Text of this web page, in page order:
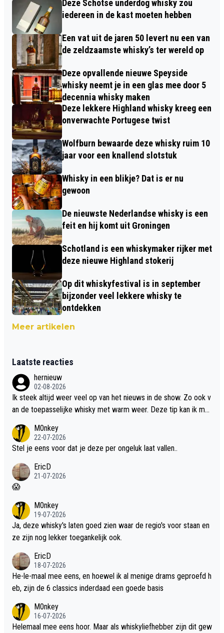
Deze Schotse underdog whisky zou
iedereen in de kast moeten hebben
Een vat uit de jaren 50 levert nu een van
de zeldzaamste whisky’s ter wereld op
Deze opvallende nieuwe Speyside
whisky neemt je in een glas mee door 5
decennia whisky maken
Deze lekkere Highland whisky kreeg een
onverwachte Portugese twist
Wolfburn bewaarde deze whisky ruim 10
jaar voor een knallend slotstuk
Whisky in een blikje? Dat is er nu
gewoon
De nieuwste Nederlandse whisky is een
feit en hij komt uit Groningen
Schotland is een whiskymaker rijker met
deze nieuwe Highland stokerij
Op dit whiskyfestival is in september
bijzonder veel lekkere whisky te
ontdekken
Meer artikelen
Laatste reacties
hernieuw
02-08-2026
Ik steek altijd weer veel op van het nieuws in de show. Zo ook v
an de toepasselijke whisky met warm weer. Deze tip kan ik met
M0nkey
22-07-2026
Stel je eens voor dat je deze per ongeluk laat vallen..
EricD
21-07-2026
😱
M0nkey
19-07-2026
Ja, deze whisky's laten goed zien waar de regio's voor staan en
ze zijn nog lekker toegankelijk ook.
EricD
18-07-2026
He-le-maal mee eens, en hoewel ik al menige drams geproefd h
eb, zijn de 6 classics inderdaad een goede basis
M0nkey
16-07-2026
Helemaal mee eens hoor. Maar als whiskyliefhebber zijn dit gew